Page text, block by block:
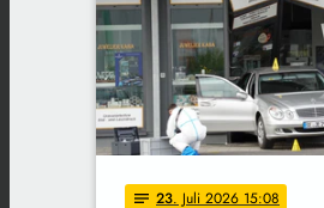
notes 23. Juli 2026 15:08